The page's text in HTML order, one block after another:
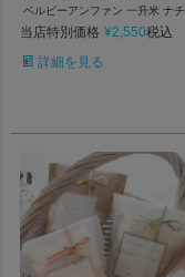
ベルビーアンファン 一升米 ナ
当店特別価格 ¥2,550税込
詳細を見る